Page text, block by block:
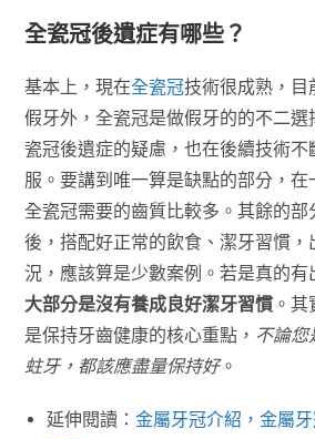
全瓷冠後遺症有哪些？
基本上，現在全瓷冠技術很成熟，目
假牙外，全瓷冠是做假牙的的不二選
瓷冠後遺症的疑慮，也在後續技術
服。要講到唯一算是缺點的部分，在
全瓷冠需要的齒質比較多。其餘的
後，搭配好正常的飲食、潔牙習慣
況，應該算是少數案例。若是真的有
大部分是沒有養成良好潔牙習慣 。
是保持牙齒健康的核心重點， 不論您
蛀牙，都該應盡量保持好。
延伸閱讀：金屬牙冠介紹，金屬